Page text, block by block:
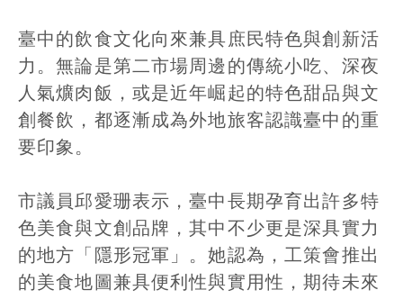
臺中的飲食文化向來兼具庶民特色與創新活
力。無論是第二市場周邊的傳統小吃、深夜
人氣爌肉飯，或是近年崛起的特色甜品與文
創餐飲，都逐漸成為外地旅客認識臺中的重
要印象。
市議員邱愛珊表示，臺中長期孕育出許多特
色美食與文創品牌，其中不少更是深具實力
的地方「隱形冠軍」。她認為，工策會推出
的美食地圖兼具便利性與實用性，期待未來